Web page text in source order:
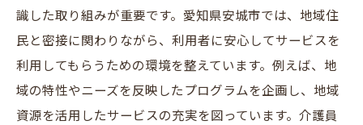
識した取り組みが重要です。愛知県安城市では、地域住
民と密接に関わりながら、利用者に安心してサービスを
利用してもらうための環境を整えています。例えば、地
域の特性やニーズを反映したプログラムを企画し、地域
資源を活用したサービスの充実を図っています。介護員